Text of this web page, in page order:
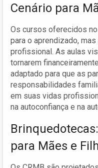
Cenário para
Os cursos oferecidos
para o aprendizado,
profissional. As aulas
tornarem
adaptado para que as
responsabilidades
em suas vidas
na autoconfiança e na
para Mães e